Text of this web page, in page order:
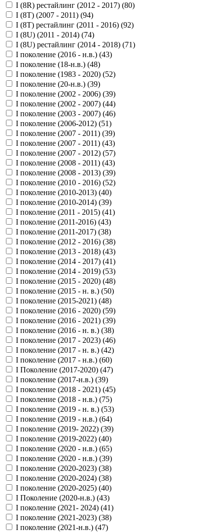
I (8R) рестайлинг (2012 - 2017) (80)
I (8T) (2007 - 2011) (94)
I (8T) рестайлинг (2011 - 2016) (92)
I (8U) (2011 - 2014) (74)
I (8U) рестайлинг (2014 - 2018) (71)
I поколение (2016 - н.в.) (43)
I поколение (18-н.в.) (48)
I поколение (1983 - 2020) (52)
I поколение (20-н.в.) (39)
I поколение (2002 - 2006) (39)
I поколение (2002 - 2007) (44)
I поколение (2003 - 2007) (46)
I поколение (2006-2012) (51)
I поколение (2007 - 2011) (39)
I поколение (2007 - 2011) (43)
I поколение (2007 - 2012) (57)
I поколение (2008 - 2011) (43)
I поколение (2008 - 2013) (39)
I поколение (2010 - 2016) (52)
I поколение (2010-2013) (40)
I поколение (2010-2014) (39)
I поколение (2011 - 2015) (41)
I поколение (2011-2016) (43)
I поколение (2011-2017) (38)
I поколение (2012 - 2016) (38)
I поколение (2013 - 2018) (43)
I поколение (2014 - 2017) (41)
I поколение (2014 - 2019) (53)
I поколение (2015 - 2020) (48)
I поколение (2015 - н. в.) (50)
I поколение (2015-2021) (48)
I поколение (2016 - 2020) (59)
I поколение (2016 - 2021) (39)
I поколение (2016 - н. в.) (38)
I поколение (2017 - 2023) (46)
I поколение (2017 - н. в.) (42)
I поколение (2017 - н.в.) (60)
I Поколение (2017-2020) (47)
I поколение (2017-н.в.) (39)
I поколение (2018 - 2021) (45)
I поколение (2018 - н.в.) (75)
I поколение (2019 - н. в.) (53)
I поколение (2019 - н.в.) (64)
I поколение (2019- 2022) (39)
I поколение (2019-2022) (40)
I поколение (2020 - н.в.) (65)
I поколение (2020 - н.в.) (39)
I поколение (2020-2023) (38)
I поколение (2020-2024) (38)
I поколение (2020-2025) (40)
I Поколение (2020-н.в.) (43)
I поколение (2021- 2024) (41)
I поколение (2021-2023) (38)
I поколение (2021-н.в.) (47)